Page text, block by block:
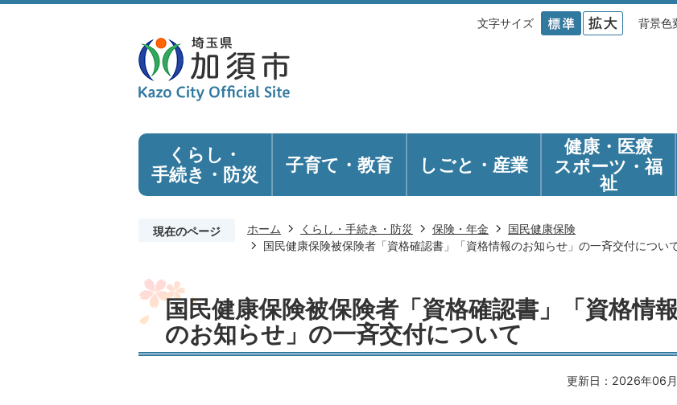
文字サイズ 背景色
くらし・
手続き ・防災 子育て・教育 しごと・産業
健康・医療
スポーツ・福
祉
現在のページ ホーム くらし・手続き・防災 保険・年金
国民健康保険
国民健康保険被保険者「資格確認書」「資格情報のお知らせ」の一斉交付につい
国民健康保険被保険者「資格確認書」「資格情報
のお知らせ」の一斉交付について
更新日：2026年06